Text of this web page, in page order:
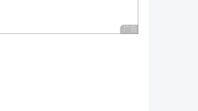
广告 商业广告，理性
告，理性选择